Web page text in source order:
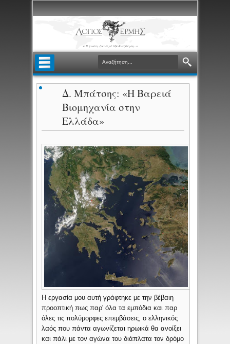
Δ. Μπάτσης: «Η Βαρειά
Βιομηχανία στην
Ελλάδα»
Η εργασία μου αυτή γράφτηκε με την βέβαιη
προοπτική πως παρ' όλα τα εμπόδια και παρ
όλες τις πολύμορφες επεμβάσεις, ο ελληνικός
λαός που πάντα αγωνίζεται ηρωικά θα ανοίξει
και πάλι με τον αγώνα του διάπλατα τον δρόμο